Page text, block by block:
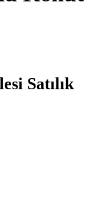
Satılık